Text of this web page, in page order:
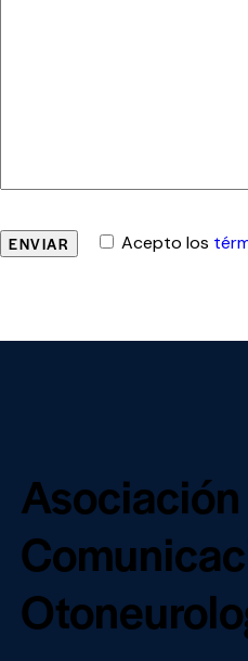
Acepto los